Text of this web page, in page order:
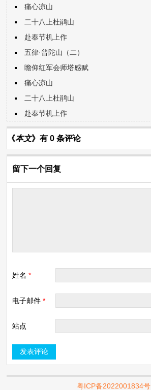
痛心凉山
二十八上杜鹃山
赴奉节机上作
五律·普陀山（二）
瞻仰红军会师塔感赋
痛心凉山
二十八上杜鹃山
赴奉节机上作
《本文》有 0 条评论
留下一个回复
姓名*
电子邮件*
站点
粤ICP备2022001834号